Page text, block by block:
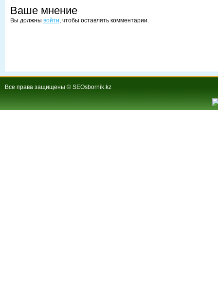
Ваше мнение
Вы должны войти, чтобы оставлять комментарии.
Все права защищены © SEOsbornik.kz